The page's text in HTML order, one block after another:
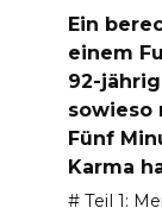
Ein
einem
92-
sowieso
Fünf
Karma
# Teil 1: